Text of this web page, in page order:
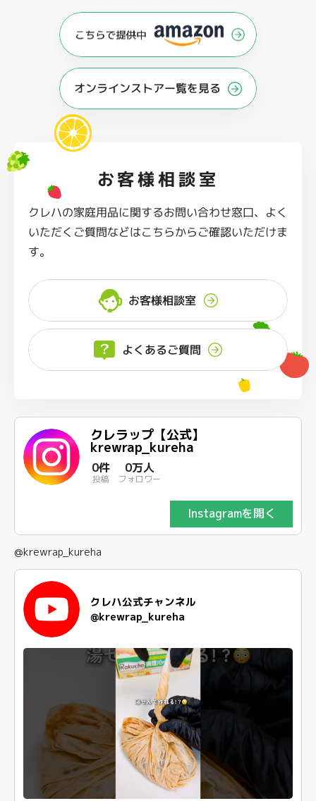
オンラインストアー覧を見る
お客様相談室
クレハの家庭用品に関するお問い合わせ窓口、よく
いただくご質問などはこちらからご確認いただけま
す。
お客様相談室
よくあるご質問
クレラップ【公式】
krewrap_kureha
0件
投稿
0万人
フォロワー
Instagramを開く
@krewrap_kureha
クレハ公式チャンネル
@krewrap_kureha